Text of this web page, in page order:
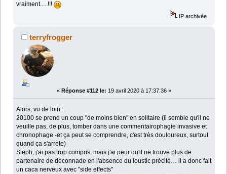
vraiment.....!!!
IP archivée
terryfrogger
« Réponse #112 le: 19 avril 2020 à 17:37:36 »
Alors, vu de loin :
20100 se prend un coup "de moins bien" en solitaire (il semble qu'il ne
veuille pas, de plus, tomber dans une commentairophagie invasive et
chronophage -et ça peut se comprendre, c'est très douloureux, surtout
quand ça s'arrète)
Steph, j'ai pas trop compris, mais j'ai peur qu'il ne trouve plus de
partenaire de déconnade en l'absence du loustic précité… il a donc fait
un caca nerveux avec "side effects"